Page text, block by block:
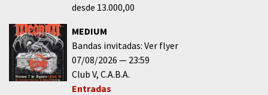
desde 13.000,00
MEDIUM
Bandas invitadas: Ver flyer
07/08/2026
23:59
Club V C.A.B.A.
Entradas